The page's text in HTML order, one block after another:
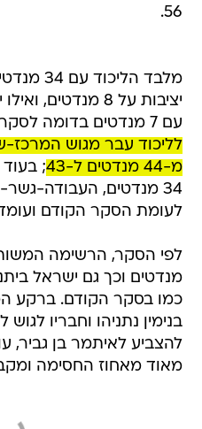
56.
מלבד
יציבות על 8
עם 7 מנדטים בדומה לסקר הקודם.
לליכוד עבר מגוש
מ-44 מנדטים ל-43
; בעוד
34 מנדטים, העבודה-
לעומת הסקר הקודם ועומדים על 9
כמו בסקר הקודם.
בנימין נתניהו וחבריו
להצביע לאיתמר בן גביר,
מאוד מאחוז החסימה ומקבלת 1.7%